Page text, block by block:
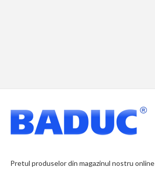
Pretul produselor din magazinul nostru online